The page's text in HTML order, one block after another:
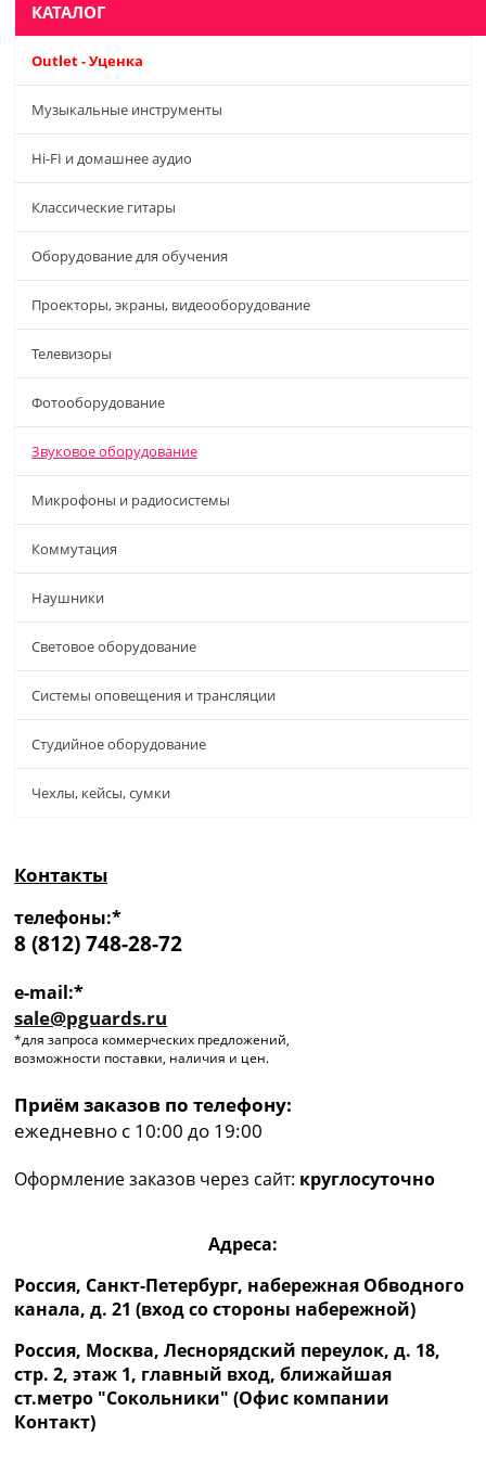
КАТАЛОГ
Outlet - Уценка
Музыкальные инструменты
Hi-FI и домашнее аудио
Классические гитары
Оборудование для обучения
Проекторы, экраны, видеооборудование
Телевизоры
Фотооборудование
Звуковое оборудование
Микрофоны и радиосистемы
Коммутация
Наушники
Световое оборудование
Системы оповещения и трансляции
Студийное оборудование
Чехлы, кейсы, сумки
Контакты
телефоны:*
8 (812) 748-28-72
e-mail:*
sale@pguards.ru
*для запроса коммерческих предложений,
возможности поставки, наличия и цен.
Приём заказов по телефону:
ежедневно с 10:00 до 19:00
Оформление заказов через сайт: круглосуточно
Адреса:
Россия, Санкт-Петербург, набережная Обводного
канала, д. 21 (вход со стороны набережной)
Россия, Москва, Леснорядский переулок, д. 18,
стр. 2, этаж 1, главный вход, ближайшая
ст.метро "Сокольники" (Офис компании
Контакт)